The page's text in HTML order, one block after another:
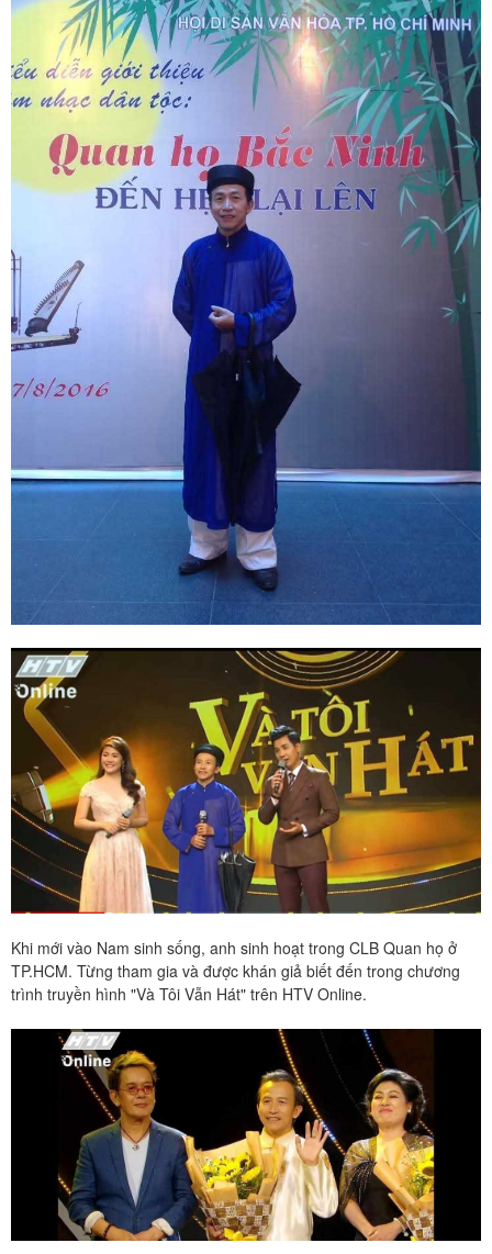
Khi mới vào Nam sinh sống, anh sinh hoạt trong CLB Quan họ ở
TP.HCM. Từng tham gia và được khán giả biết đến trong chương
trình truyền hình "Và Tôi Vẫn Hát" trên HTV Online.